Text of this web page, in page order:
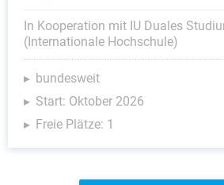
In Kooperation mit IU Duales
(Internationale Hochschule)
bundesweit
Start: Oktober 2026
Freie Plätze: 1